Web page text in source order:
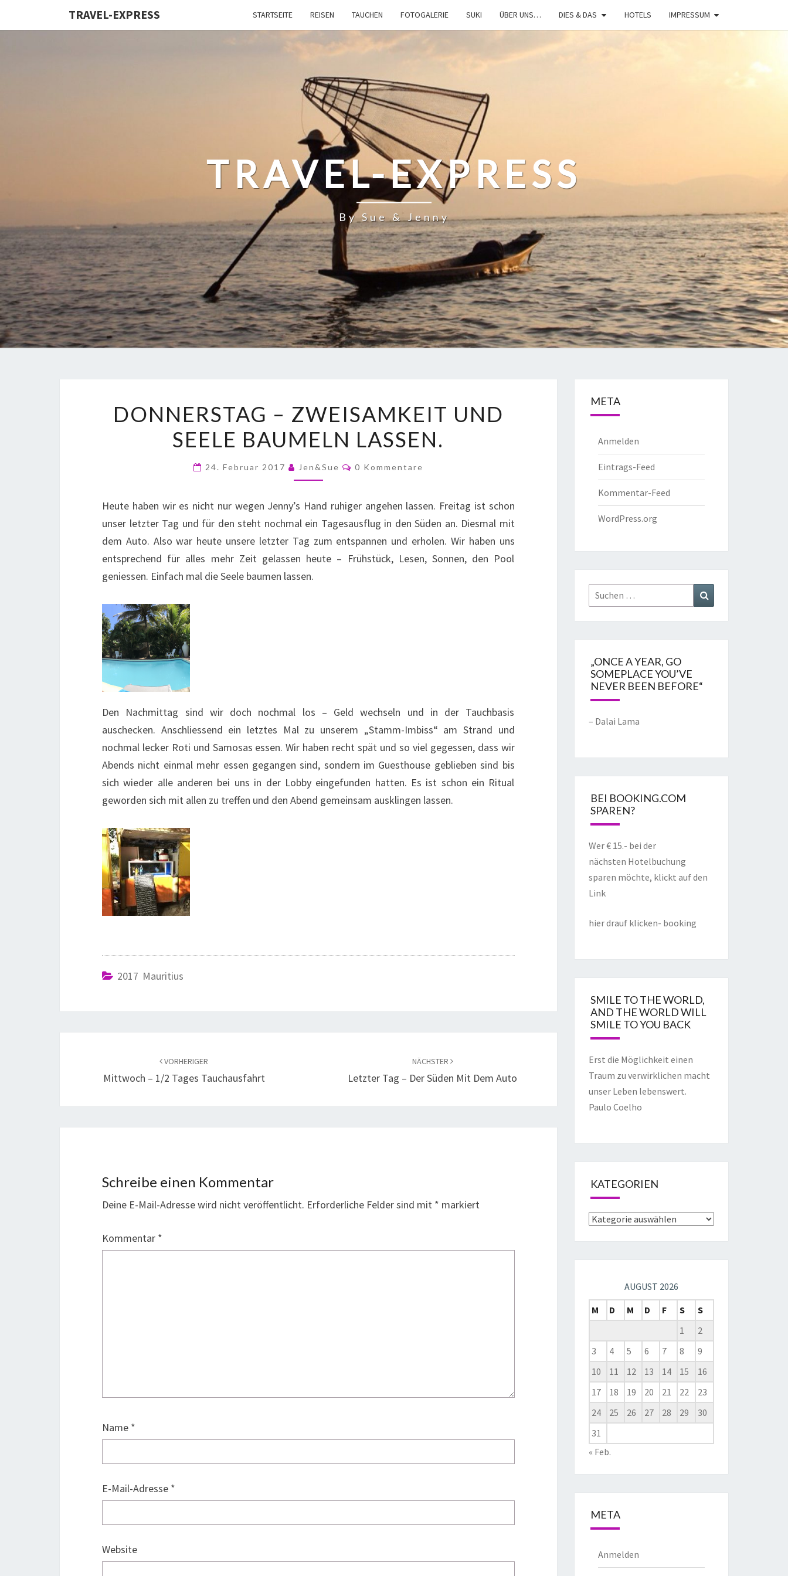
TRAVEL-EXPRESS STARTSEITE REISEN TAUCHEN FOTOGALERIE SUKI ÜBER UNS… DIES & DAS HOTELS IMPRESSUM
TRAVEL-EXPRESS
By Sue & Jenny
DONNERSTAG – ZWEISAMKEIT UND
SEELE BAUMELN LASSEN.
24. Februar 2017 Jen&Sue 0 Kommentare
Heute haben wir es nicht nur wegen Jenny’s Hand ruhiger angehen lassen. Freitag ist schon
unser letzter Tag und für den steht nochmal ein Tagesausflug in den Süden an. Diesmal mit
dem Auto. Also war heute unsere letzter Tag zum entspannen und erholen. Wir haben uns
entsprechend für alles mehr Zeit gelassen heute – Frühstück, Lesen, Sonnen, den Pool
geniessen. Einfach mal die Seele baumen lassen.
Den Nachmittag sind wir doch nochmal los – Geld wechseln und in der Tauchbasis
auschecken. Anschliessend ein letztes Mal zu unserem „Stamm-Imbiss“ am Strand und
nochmal lecker Roti und Samosas essen. Wir haben recht spät und so viel gegessen, dass wir
Abends nicht einmal mehr essen gegangen sind, sondern im Guesthouse geblieben sind bis
sich wieder alle anderen bei uns in der Lobby eingefunden hatten. Es ist schon ein Ritual
geworden sich mit allen zu treffen und den Abend gemeinsam ausklingen lassen.
2017 Mauritius
VORHERIGER
Mittwoch – 1/2 Tages Tauchausfahrt
NÄCHSTER
Letzter Tag – Der Süden Mit Dem Auto
Schreibe einen Kommentar
Deine E-Mail-Adresse wird nicht veröffentlicht. Erforderliche Felder sind mit * markiert
Kommentar *
Name *
E-Mail-Adresse *
Website
META
Anmelden
Eintrags-Feed
Kommentar-Feed
WordPress.org
„ONCE A YEAR, GO
SOMEPLACE YOU’VE
NEVER BEEN BEFORE“
– Dalai Lama
BEI BOOKING.COM
SPAREN?
Wer € 15.- bei der
nächsten Hotelbuchung
sparen möchte, klickt auf den
Link
hier drauf klicken- booking
SMILE TO THE WORLD,
AND THE WORLD WILL
SMILE TO YOU BACK
Erst die Möglichkeit einen
Traum zu verwirklichen macht
unser Leben lebenswert.
Paulo Coelho
KATEGORIEN
AUGUST 2026
M
D M D F S
S
1
2
3
4 5 6 7 8
9
10
11 12 13 14 15
16
17
18 19 20 21 22
23
24
25 26 27 28 29
30
31
« Feb.
META
Anmelden